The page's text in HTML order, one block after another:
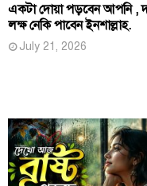
একটা দোয়া পড়বেন আপনি ,
লক্ষ নেকি পাবেন ইনশাল্লাহ.
July 21, 2026